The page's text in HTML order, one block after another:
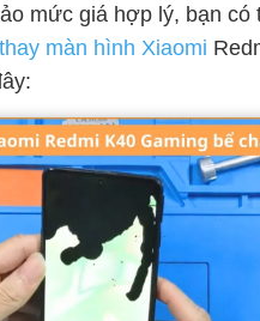
mức giá hợp lý, bạn có
thay màn hình Xiaomi